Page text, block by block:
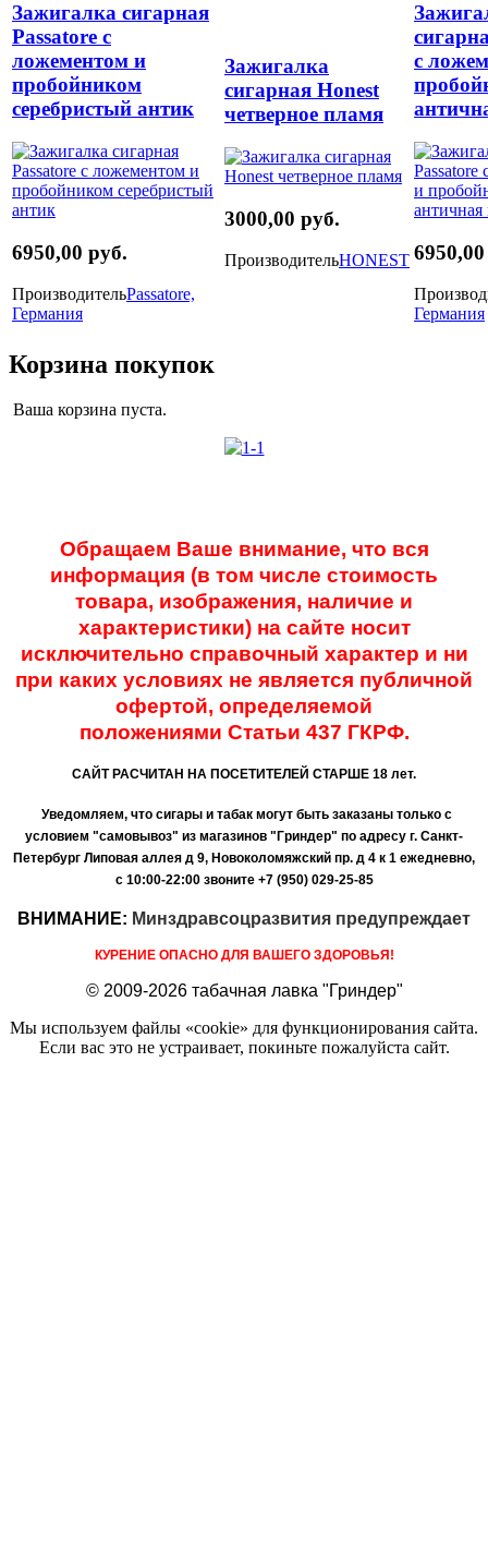
Зажигалка сигарная
Passatore с
ложементом и
пробойником
серебристый антик
6950,00 руб.
ПроизводительPassatore,
Германия
Зажигалка
сигарная Honest
четверное пламя
3000,00 руб.
ПроизводительHONEST
с
Германия
Корзина покупок
Ваша корзина пуста.
Обращаем Ваше внимание, что вся
информация (в том числе стоимость
товара, изображения, наличие и
характеристики) на сайте носит
исключительно справочный характер и ни
при каких условиях не является публичной
офертой, определяемой
положениями Статьи 437 ГКРФ.
САЙТ РАСЧИТАН НА ПОСЕТИТЕЛЕЙ СТАРШЕ 18 лет.
Уведомляем, что сигары и табак могут быть заказаны только с
условием "самовывоз" из магазинов "Гриндер" по адресу г. Санкт-
Петербург Липовая аллея д 9, Новоколомяжский пр. д 4 к 1 ежедневно,
с 10:00-22:00 звоните +7 (950) 029-25-85
ВНИМАНИЕ: Минздравсоцразвития предупреждает
КУРЕНИЕ ОПАСНО ДЛЯ ВАШЕГО ЗДОРОВЬЯ!
© 2009-2026 табачная лавка "Гриндер"
Мы используем файлы «cookie» для функционирования сайта.
Если вас это не устраивает, покиньте пожалуйста сайт.